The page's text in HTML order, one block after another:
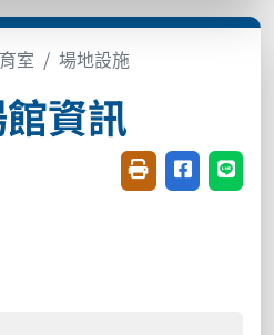
室 場地設施
資訊
友善列印(開新視
分享至臉書
分享